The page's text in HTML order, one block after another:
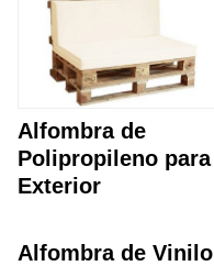
Alfombra de
Polipropileno para
Exterior
Alfombra de Vinilo